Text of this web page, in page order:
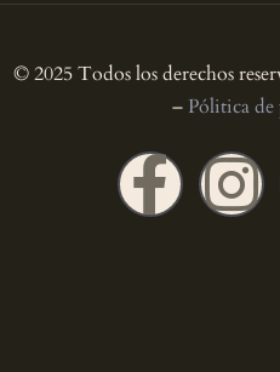
© 2025 Todos los derechos
–Pólitica